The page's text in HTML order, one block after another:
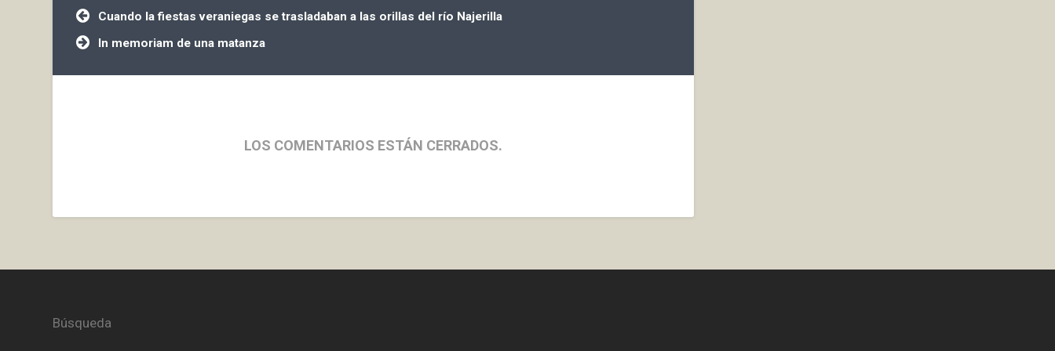
Navegación
de
entradas
Cuando la fiestas veraniegas se trasladaban a las orillas del río Najerilla
In memoriam de una matanza
LOS COMENTARIOS ESTÁN CERRADOS.
Búsqueda